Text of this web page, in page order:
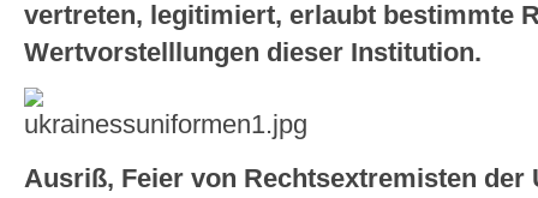
vertreten, legitimiert, erlaubt bestimmte
Wertvorstelllungen dieser Institution.
Ausriß, Feier von Rechtsextremisten der